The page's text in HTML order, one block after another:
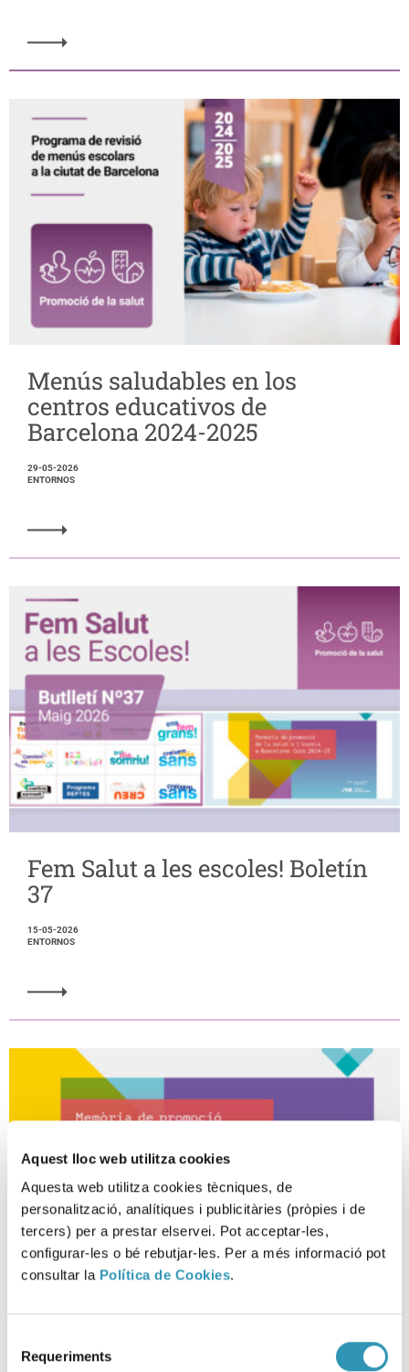
Aquest lloc web utilitza cookies
Aquesta web utilitza cookies tècniques, de
personalització, analítiques i publicitàries (pròpies i de
tercers) per a prestar elservei. Pot acceptar-les,
configurar-les o bé rebutjar-les. Per a més informació pot
consultar la Política de Cookies.
Requeriments
Menús saludables en los
centros educativos de
Barcelona 2024-2025
29-05-2026
ENTORNOS
Fem Salut a les escoles! Boletín
37
15-05-2026
ENTORNOS
promoción de la salud en la